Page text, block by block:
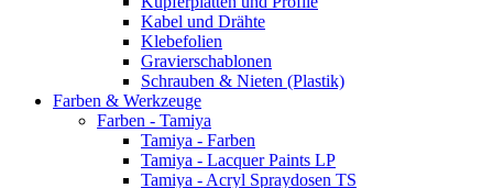
Kabel und Drähte
Klebefolien
Gravierschablonen
Schrauben & Nieten (Plastik)
Farben & Werkzeuge
Farben - Tamiya
Tamiya - Farben
Tamiya - Lacquer Paints LP
Tamiya - Acryl Spraydosen TS